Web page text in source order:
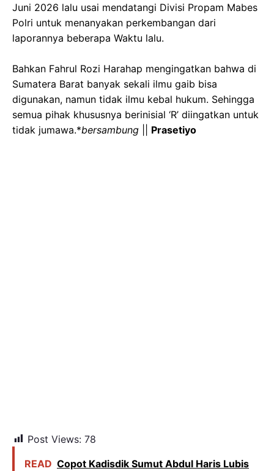
Juni 2026 lalu usai mendatangi Divisi Propam Mabes
Polri untuk menanyakan perkembangan dari
laporannya beberapa Waktu lalu.
‎Bahkan Fahrul Rozi Harahap mengingatkan bahwa di
Sumatera Barat banyak sekali ilmu gaib bisa
digunakan, namun tidak ilmu kebal hukum. Sehingga
semua pihak khususnya berinisial ‘R’ diingatkan untuk
tidak jumawa.*bersambung Prasetiyo
Post Views: 78
READ Copot Kadisdik Sumut Abdul Haris Lubis